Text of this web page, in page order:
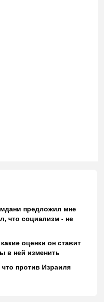
предложил мне
что социализм - не
оценки он ставит
в ней изменить
против Израиля